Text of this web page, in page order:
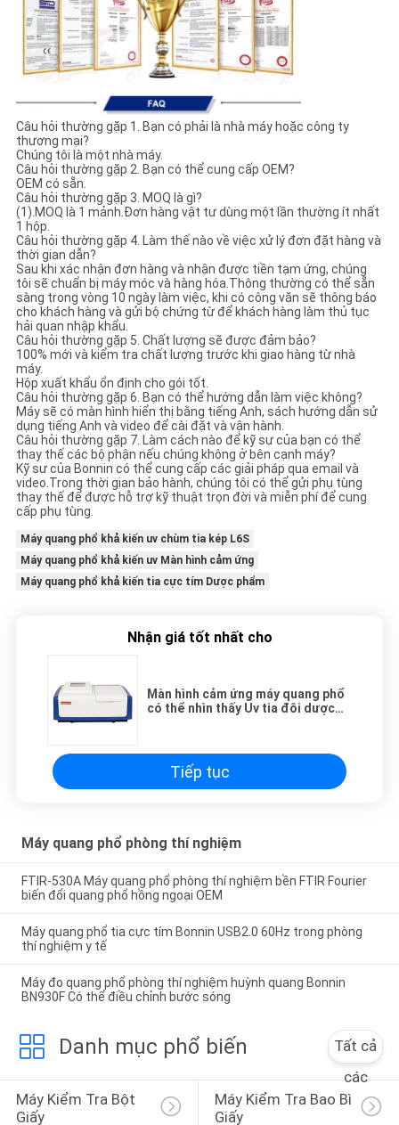
Câu hỏi thường gặp 1. Bạn có phải là nhà máy hoặc công ty
thương mại?
Chúng tôi là một nhà máy.
Câu hỏi thường gặp 2. Bạn có thể cung cấp OEM?
OEM có sẵn.
Câu hỏi thường gặp 3. MOQ là gì?
(1).MOQ là 1 mảnh.Đơn hàng vật tư dùng một lần thường ít nhất
1 hộp.
Câu hỏi thường gặp 4. Làm thế nào về việc xử lý đơn đặt hàng và
thời gian dẫn?
Sau khi xác nhận đơn hàng và nhận được tiền tạm ứng, chúng
tôi sẽ chuẩn bị máy móc và hàng hóa.Thông thường có thể sẵn
sàng trong vòng 10 ngày làm việc, khi có công văn sẽ thông báo
cho khách hàng và gửi bộ chứng từ để khách hàng làm thủ tục
hải quan nhập khẩu.
Câu hỏi thường gặp 5. Chất lượng sẽ được đảm bảo?
100% mới và kiểm tra chất lượng trước khi giao hàng từ nhà
máy.
Hộp xuất khẩu ổn định cho gói tốt.
Câu hỏi thường gặp 6. Bạn có thể hướng dẫn làm việc không?
Máy sẽ có màn hình hiển thị bằng tiếng Anh, sách hướng dẫn sử
dụng tiếng Anh và video để cài đặt và vận hành.
Câu hỏi thường gặp 7. Làm cách nào để kỹ sư của bạn có thể
thay thế các bộ phận nếu chúng không ở bên cạnh máy?
Kỹ sư của Bonnin có thể cung cấp các giải pháp qua email và
video.Trong thời gian bảo hành, chúng tôi có thể gửi phụ tùng
thay thế để được hỗ trợ kỹ thuật trọn đời và miễn phí để cung
cấp phụ tùng.
Máy quang phổ khả kiến ​​uv chùm tia kép L6S
Máy quang phổ khả kiến ​​uv Màn hình cảm ứng
Máy quang phổ khả kiến ​​tia cực tím Dược phẩm
Nhận giá tốt nhất cho
Màn hình cảm ứng máy quang phổ
có thể nhìn thấy Uv tia đôi dược
Tiếp tục
Máy quang phổ phòng thí nghiệm
FTIR-530A Máy quang phổ phòng thí nghiệm bền FTIR Fourier
biến đổi quang phổ hồng ngoại OEM
Máy quang phổ tia cực tím Bonnin USB2.0 60Hz trong phòng
thí nghiệm y tế
Máy đo quang phổ phòng thí nghiệm huỳnh quang Bonnin
BN930F Có thể điều chỉnh bước sóng
Danh mục phổ biến
Tất cả
các
Máy Kiểm Tra Bột
Giấy
Máy Kiểm Tra Bao Bì
Giấy